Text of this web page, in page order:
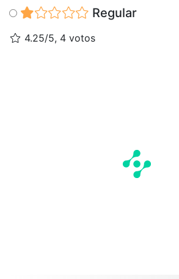
Regular
4.25/5, 4 votos